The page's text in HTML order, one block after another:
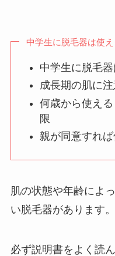
中学生に脱毛器は使え
中学生に脱毛
成長期の肌に
何歳から使え
限
親が同意すれば
肌の状態や年齢によ
い脱毛器があります。
必ず説明書をよく読